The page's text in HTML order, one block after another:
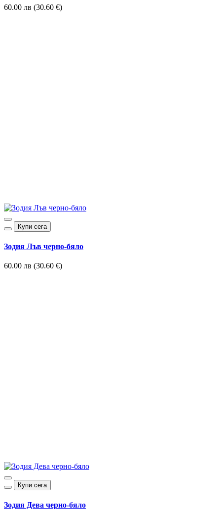
60.00 лв (30.60 €)
Купи сега
Зодия Лъв черно-бяло
60.00 лв (30.60 €)
Купи сега
Зодия Дева черно-бяло